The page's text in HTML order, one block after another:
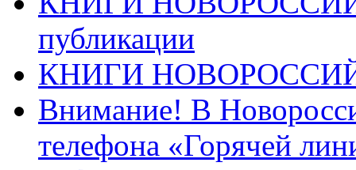
публикации
КНИГИ
Внимание! В
телефона «Горячей